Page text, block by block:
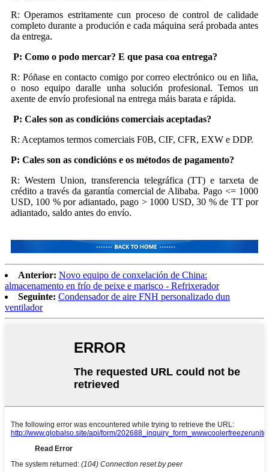
R: Operamos estritamente cun proceso de control de calidade
completo durante a produción e cada máquina será probada antes
da entrega.
P: Como o podo mercar? E que pasa coa entrega?
R: Póñase en contacto comigo por correo electrónico ou en liña,
o noso equipo daralle unha solución profesional. Temos un
axente de envío profesional na entrega máis barata e rápida.
P: Cales son as condicións comerciais aceptadas?
R: Aceptamos termos comerciais F0B, CIF, CFR, EXW e DDP.
P: Cales son as condicións e os métodos de pagamento?
R: Western Union, transferencia telegráfica (TT) e tarxeta de
crédito a través da garantía comercial de Alibaba. Pago <= 1000
USD, 100 % por adiantado, pago > 1000 USD, 30 % de TT por
adiantado, saldo antes do envío.
Anterior: Novo equipo de conxelación de China:
almacenamento en frío de peixe e marisco - Refrixerador
Seguinte: Condensador de aire FNH personalizado dun
ventilador